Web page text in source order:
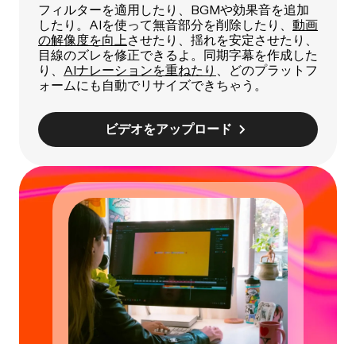
フィルターを適用したり、BGMや効果音を追加
したり。AIを使って無音部分を削除したり、 動画
の解像度を向上 させたり、揺れを安定させたり、
目線のズレを修正できるよ。同期字幕を作成した
り、 AIナレーションを重ねたり
、どのプラットフ
ォームにも自動でリサイズできちゃう。
ビデオをアップロード